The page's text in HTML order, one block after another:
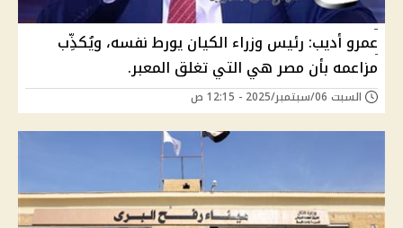
عمرو أديب: رئيس وزراء الكيان يورط نفسه، ويُكذِّب
مزاعمه بأن مصر هي التي تغلق المعبر.
السبت 06/سبتمبر/2025 - 12:15 ص